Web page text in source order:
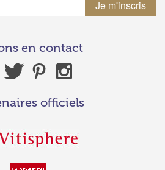
en contact
officiels